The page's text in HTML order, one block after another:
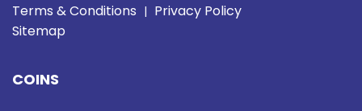
Terms & Conditions | Privacy Policy
Sitemap
COINS